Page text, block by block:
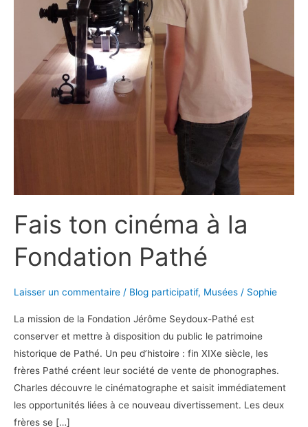
Fais ton cinéma à la
Fondation Pathé
Laisser un commentaire / Blog participatif, Musées / Sophie
La mission de la Fondation Jérôme Seydoux-Pathé est
conserver et mettre à disposition du public le patrimoine
historique de Pathé. Un peu d’histoire : fin XIXe siècle, les
frères Pathé créent leur société de vente de phonographes.
Charles découvre le cinématographe et saisit immédiatement
les opportunités liées à ce nouveau divertissement. Les deux
frères se […]